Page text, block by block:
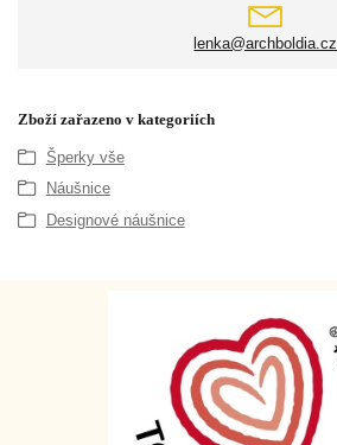
lenka@archboldia.cz
Zboží zařazeno v kategoriích
Šperky vše
Náušnice
Designové náušnice